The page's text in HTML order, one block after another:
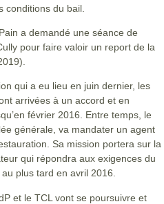
conditions du bail.
a demandé une séance de
pour faire valoir un report de la
qui a eu lieu en juin dernier, les
arrivées à un accord et en
février 2016. Entre temps, le
générale, va mandater un agent
Sa mission portera sur la
qui répondra aux exigences du
plus tard en avril 2016.
et le TCL vont se poursuivre et